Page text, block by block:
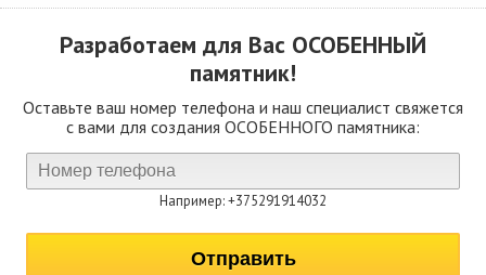
Разработаем для Вас ОСОБЕННЫЙ
памятник!
Оставьте ваш номер телефона и наш специалист свяжется
с вами для создания ОСОБЕННОГО памятника:
Например: +375291914032